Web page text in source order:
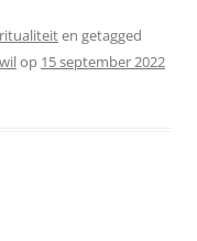
en getagged
op 15 september 2022